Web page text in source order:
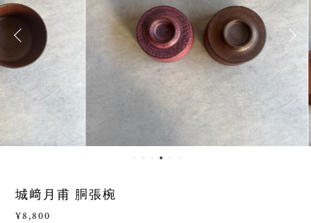
城﨑月甫 胴張椀
¥8,800